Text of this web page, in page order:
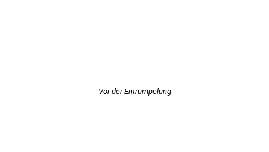
Vor der Entrümpelung